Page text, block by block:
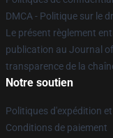
DMCA - Politique sur le
Le présent règlement
publication au Journal
transparence de la
Notre soutien
Politiques d'expédition
Conditions de paiement